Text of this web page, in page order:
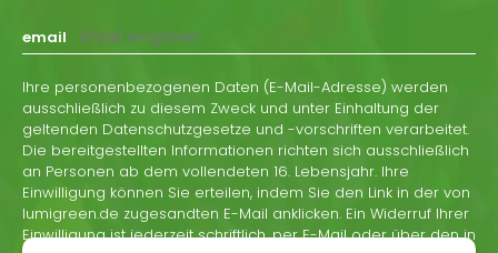
email
Ihre personenbezogenen Daten (E-Mail-Adresse) werden
ausschließlich zu diesem Zweck und unter Einhaltung der
geltenden Datenschutzgesetze und -vorschriften verarbeitet.
Die bereitgestellten Informationen richten sich ausschließlich
an Personen ab dem vollendeten 16. Lebensjahr. Ihre
Einwilligung können Sie erteilen, indem Sie den Link in der von
lumigreen.de zugesandten E-Mail anklicken. Ein Widerruf Ihrer
Einwilligung ist jederzeit schriftlich, per E-Mail oder über den in